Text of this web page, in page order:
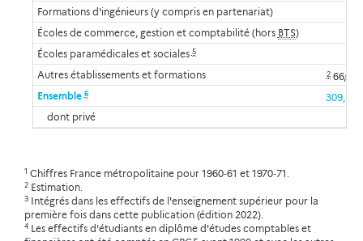
Formations d'ingénieurs (y compris en partenariat)
Écoles de commerce, gestion et comptabilité (hors BTS)
Écoles paramédicales et sociales5
Autres établissements et formations 2 66,0
Ensemble6
309,7
dont privé
1 Chiffres France métropolitaine pour 1960‑61 et 1970‑71.
2 Estimation.
3 Intégrés dans les effectifs de l'enseignement supérieur pour la
première fois dans cette publication (édition 2022).
4 Les effectifs d'étudiants en diplôme d'études comptables et